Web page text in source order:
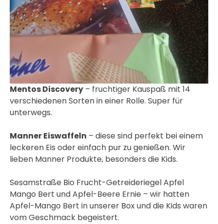
Mentos Discovery – fruchtiger Kauspaß mit 14
verschiedenen Sorten in einer Rolle. Super für
unterwegs.
Manner Eiswaffeln – diese sind perfekt bei einem
leckeren Eis oder einfach pur zu genießen. Wir
lieben Manner Produkte, besonders die Kids.
Sesamstraße Bio Frucht-Getreideriegel Apfel
Mango Bert und Apfel-Beere Ernie – wir hatten
Apfel-Mango Bert in unserer Box und die Kids waren
vom Geschmack begeistert.